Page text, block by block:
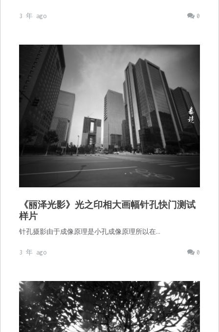
0
3 年 ago
《丽泽光影》光之印相大画幅针孔快门测试
样片
针孔摄影由于成像原理是小孔成像原理所以在…
0
3 年 ago